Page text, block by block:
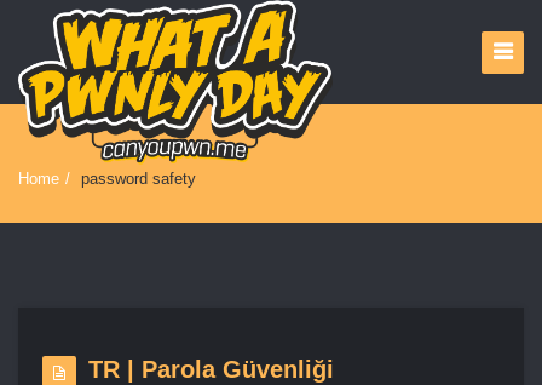
Home / password safety
TR | Parola Güvenliği